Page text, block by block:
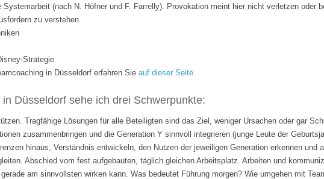
(nach N. Höfner und F. Farrelly). Provokation meint hier nicht verletzen oder
zu verstehen
Strategie
in Düsseldorf erfahren Sie auf dieser Seite.
Düsseldorf sehe ich drei Schwerpunkte:
Tragfähige Lösungen für alle Beteiligten sind das Ziel, weniger Ursachen oder gar
zusammenbringen und die Generation Y sinnvoll integrieren (junge Leute der
hinaus, Verständnis entwickeln, den Nutzen der jeweiligen Generation erkennen und
Abschied vom fest aufgebauten, täglich gleichen Arbeitsplatz. Arbeiten und
am sinnvollsten wirken kann. Was bedeutet Führung morgen? Wie umgehen mit